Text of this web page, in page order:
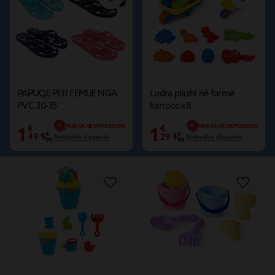
GIFI
PAPUQE PER FEMIJE NGA
PVC 30-35
1 €
49
NUK KA NË DISPOZICION
Lodra plazhi në formë
karroce x8
1 €
29
NUK KA NË DISPOZICION